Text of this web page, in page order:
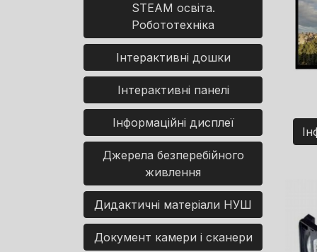
STEAM освіта.
Робототехніка
Інтерактивні дошки
Інтерактивні панелі
Інформаційні дисплеї
Джерела безперебійного
живлення
Дидактичні матеріали НУШ
Документ камери і сканери